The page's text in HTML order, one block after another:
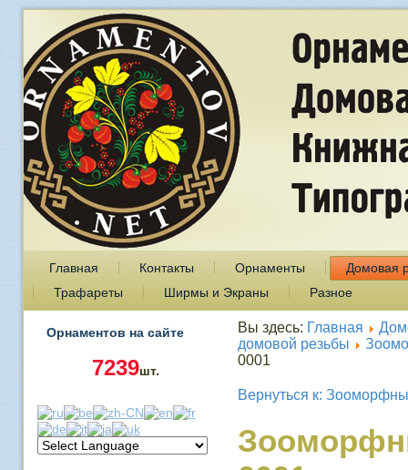
Главная Контакты Орнаменты
Домовая
Трафареты
Ширмы и Экраны Разное
Орнаментов на сайте
7239шт.
Вы здесь: Главная
домовой резьбы
0001
Вернуться к: